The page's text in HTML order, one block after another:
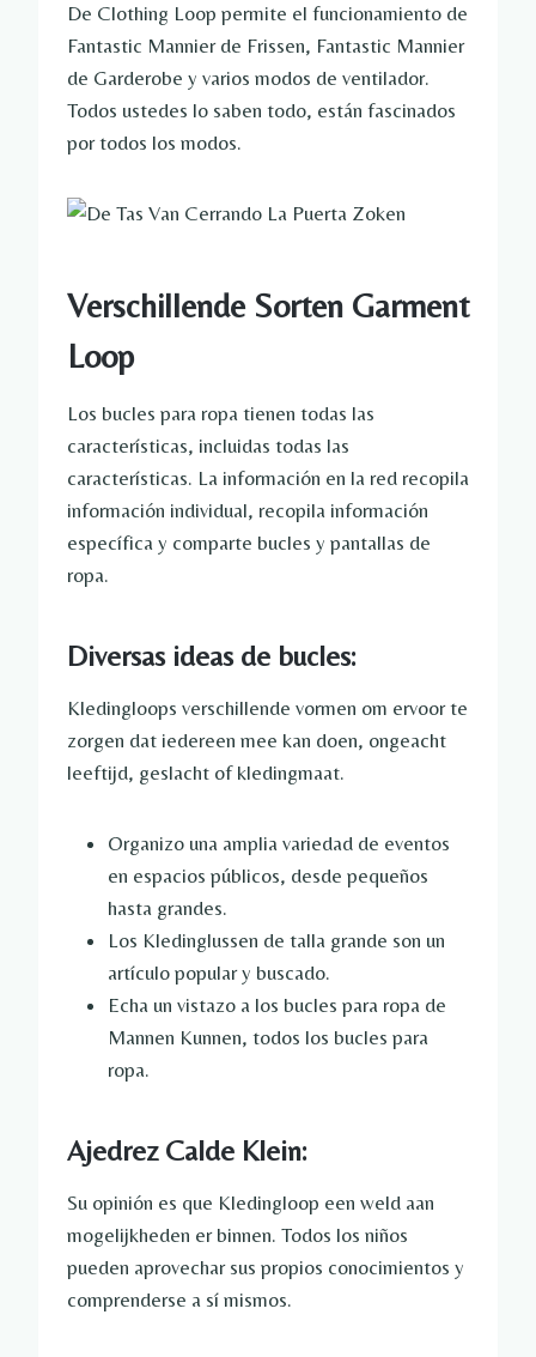
De Clothing Loop permite el funcionamiento de
Fantastic Mannier de Frissen, Fantastic Mannier
de Garderobe y varios modos de ventilador.
Todos ustedes lo saben todo, están fascinados
por todos los modos.
Verschillende Sorten Garment
Loop
Los bucles para ropa tienen todas las
características, incluidas todas las
características. La información en la red recopila
información individual, recopila información
específica y comparte bucles y pantallas de
ropa.
Diversas ideas de bucles:
Kledingloops verschillende vormen om ervoor te
zorgen dat iedereen mee kan doen, ongeacht
leeftijd, geslacht of kledingmaat.
Organizo una amplia variedad de eventos
en espacios públicos, desde pequeños
hasta grandes.
Los Kledinglussen de talla grande son un
artículo popular y buscado.
Echa un vistazo a los bucles para ropa de
Mannen Kunnen, todos los bucles para
ropa.
Ajedrez Calde Klein:
Su opinión es que Kledingloop een weld aan
mogelijkheden er binnen. Todos los niños
pueden aprovechar sus propios conocimientos y
comprenderse a sí mismos.